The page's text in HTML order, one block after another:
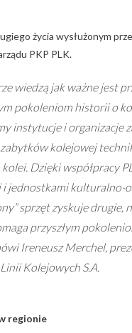
życia wysłużonym
PKP PLK.
wiedzą jak ważne jest
pokoleniom historii o
instytucje i organizacje
kolejowej
Dzięki współpracy
i jednostkami kulturalno-
sprzęt zyskuje drugie,
przyszłym
Ireneusz Merchel,
Kolejowych S.A.
regionie